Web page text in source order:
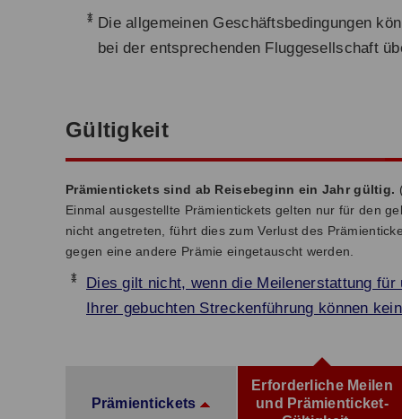
* Die allgemeinen Geschäftsbedingungen
bei der entsprechenden Fluggesellschaft
Gültigkeit
Prämientickets sind ab Reisebeginn ein Jahr gültig.
Einmal ausgestellte Prämientickets gelten nur für den
nicht angetreten, führt dies zum Verlust des
gegen eine andere Prämie eingetauscht werden.
*
Dies gilt nicht, wenn die Meilenerstattung
Ihrer gebuchten Streckenführung können
Prämientickets
Erforderliche Meilen
und Prämienticket-